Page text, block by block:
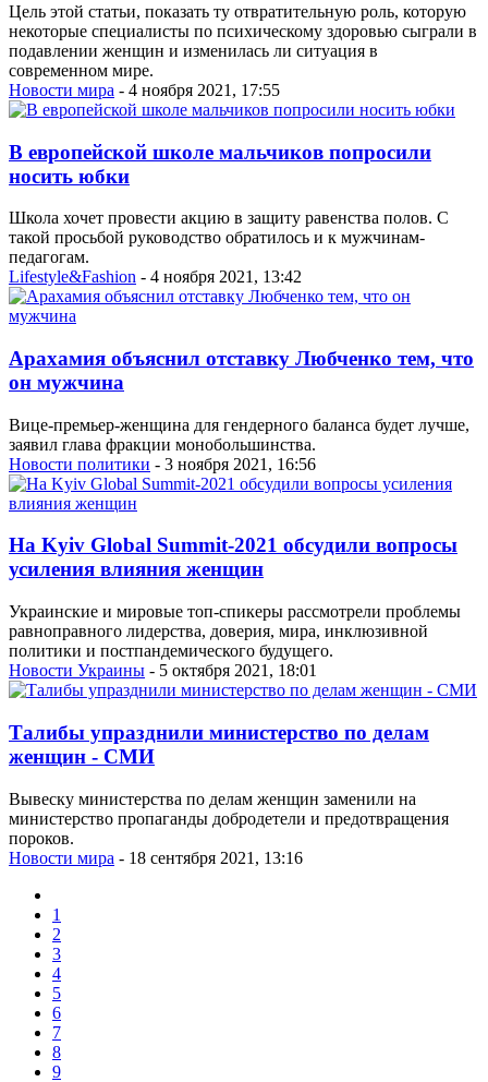
Цель этой статьи, показать ту отвратительную роль, которую
некоторые специалисты по психическому здоровью сыграли в
подавлении женщин и изменилась ли ситуация в
современном мире.
Новости мира - 4 ноября 2021, 17:55
В европейской школе мальчиков попросили
носить юбки
Школа хочет провести акцию в защиту равенства полов. С
такой просьбой руководство обратилось и к мужчинам-
педагогам.
Lifestyle&Fashion - 4 ноября 2021, 13:42
Арахамия объяснил отставку Любченко тем, что
он мужчина
Вице-премьер-женщина для гендерного баланса будет лучше,
заявил глава фракции монобольшинства.
Новости политики - 3 ноября 2021, 16:56
На Kyiv Global Summit-2021 обсудили вопросы
усиления влияния женщин
Украинские и мировые топ-спикеры рассмотрели проблемы
равноправного лидерства, доверия, мира, инклюзивной
политики и постпандемического будущего.
Новости Украины - 5 октября 2021, 18:01
Талибы упразднили министерство по делам
женщин - СМИ
Вывеску министерства по делам женщин заменили на
министерство пропаганды добродетели и предотвращения
пороков.
Новости мира - 18 сентября 2021, 13:16
1
2
3
4
5
6
7
8
9